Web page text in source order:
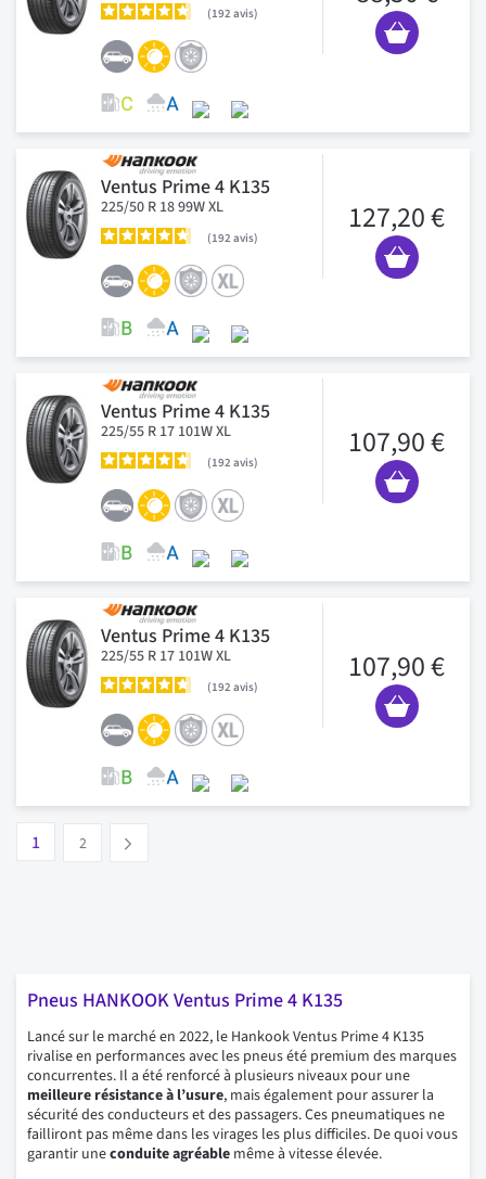
192 avis
Ventus Prime 4 K135
225/50 R 18 99W XL
192 avis
127,20 €
Ventus Prime 4 K135
225/55 R 17 101W XL
192 avis
107,90 €
Ventus Prime 4 K135
225/55 R 17 101W XL
192 avis
107,90 €
Vous lisez actuellement la page
1 2
Pneus HANKOOK Ventus Prime 4 K135
Lancé sur le marché en 2022, le Hankook Ventus Prime 4 K135
rivalise en performances avec les pneus été premium des marques
concurrentes. Il a été renforcé à plusieurs niveaux pour une
meilleure résistance à l’usure, mais également pour assurer la
sécurité des conducteurs et des passagers. Ces pneumatiques ne
failliront pas même dans les virages les plus difficiles. De quoi vous
garantir uneconduite agréable même à vitesse élevée.